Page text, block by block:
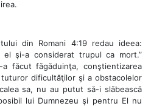
din Romani 4:19 redau ideea:
şi-a considerat trupul ca mort.”
făcut făgăduinţa, conştientizarea
dificultăţilor şi a obstacolelor
sa, nu au putut să-i slăbească
lui Dumnezeu şi pentru El nu